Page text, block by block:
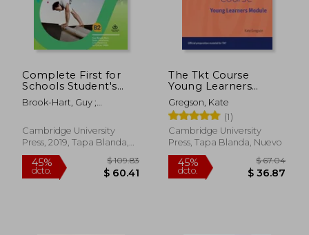
Complete First for
Schools Student's
Book Without
Answers with Online
Brook-Hart, Guy ;
Passmore, Lucy
Cambridge University
Press, 2019, Tapa Blanda,
Nuevo
The Tkt Course
Young Learners
Module (en Inglés)
Gregson, Kate
(1)
Cambridge University
Press, Tapa Blanda, Nuevo